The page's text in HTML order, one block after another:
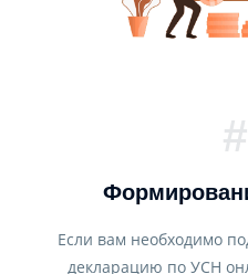
Если вам необходимо
декларацию по УСН